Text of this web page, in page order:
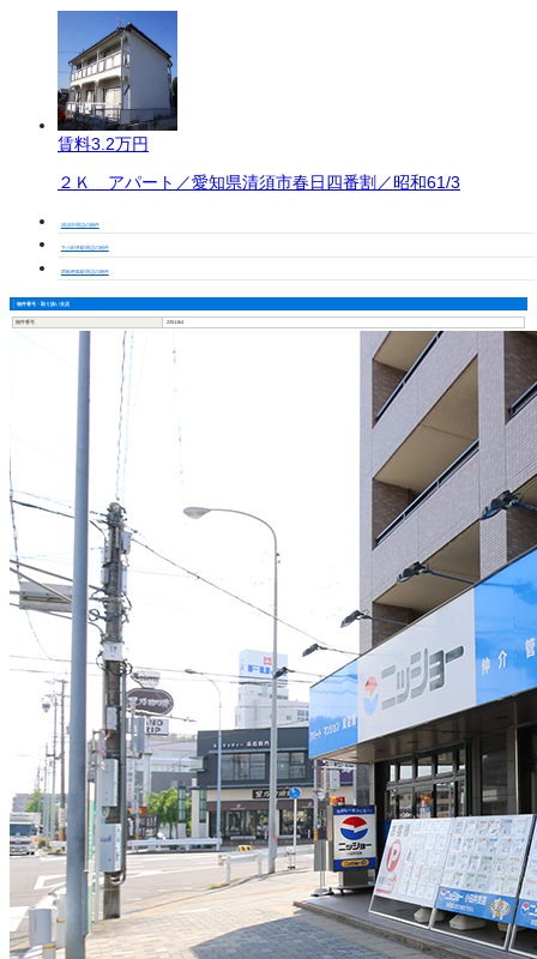
賃料3.2万円
２Ｋ アパート／愛知県清須市春日四番割／昭和61/3
清須市周辺の物件
下小田井駅周辺の物件
西枇杷島駅周辺の物件
物件番号・取り扱い支店
物件番号 2251164